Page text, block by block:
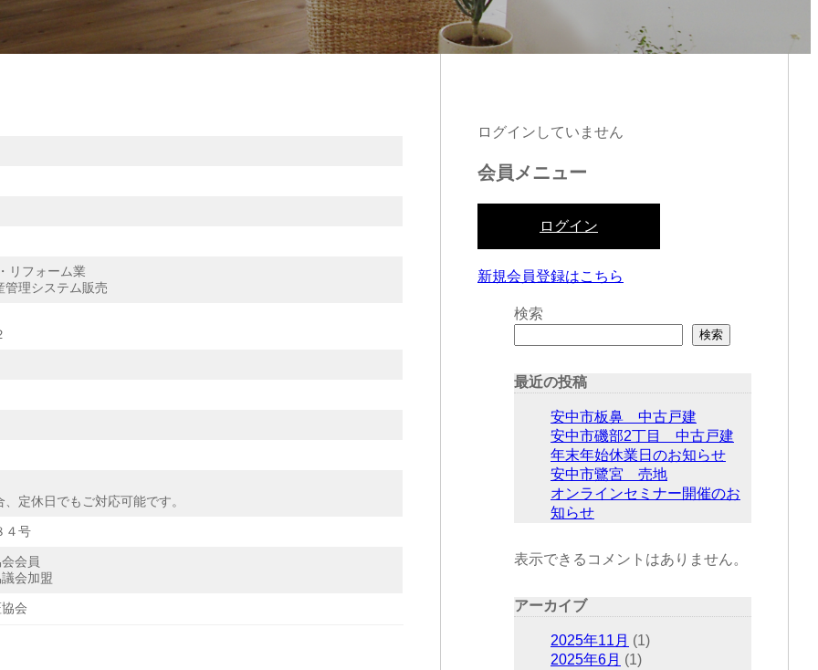
リフォーム業
管理システム販売
定休日でもご対応可能です。
４号
会員
会加盟
会
ログインしていません
会員メニュー
ログイン
新規会員登録はこちら
検索
検索
最近の投稿
安中市板鼻 中古戸建
安中市磯部2丁目 中古戸建
年末年始休業日のお知らせ
安中市鷺宮 売地
オンラインセミナー開催のお
知らせ
表示できるコメントはありません。
アーカイブ
2025年11月 (1)
2025年6月 (1)